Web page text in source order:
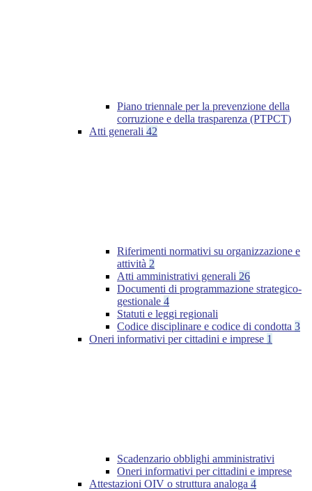
Piano triennale per la prevenzione della
corruzione e della trasparenza (PTPCT)
Atti generali 42
Riferimenti normativi su organizzazione e
attività 2
Atti amministrativi generali 26
Documenti di programmazione strategico-
gestionale 4
Statuti e leggi regionali
Codice disciplinare e codice di condotta 3
Oneri informativi per cittadini e imprese 1
Scadenzario obblighi amministrativi
Oneri informativi per cittadini e imprese
Attestazioni OIV o struttura analoga 4